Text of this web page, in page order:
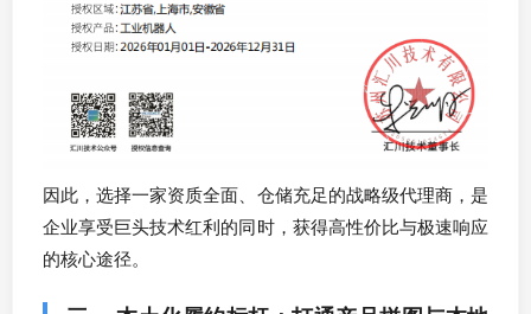
因此，选择一家资质全面、仓储充足的战略级代理商，是
企业享受巨头技术红利的同时，获得高性价比与极速响应
的核心途径。